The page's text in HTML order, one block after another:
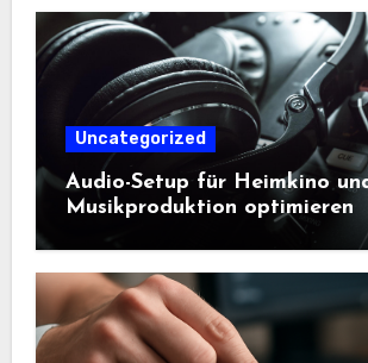
Uncategorized
Audio-Setup für Heimkino
Musikproduktion optimieren